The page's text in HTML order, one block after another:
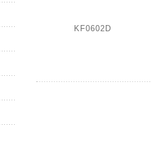
KF0602D